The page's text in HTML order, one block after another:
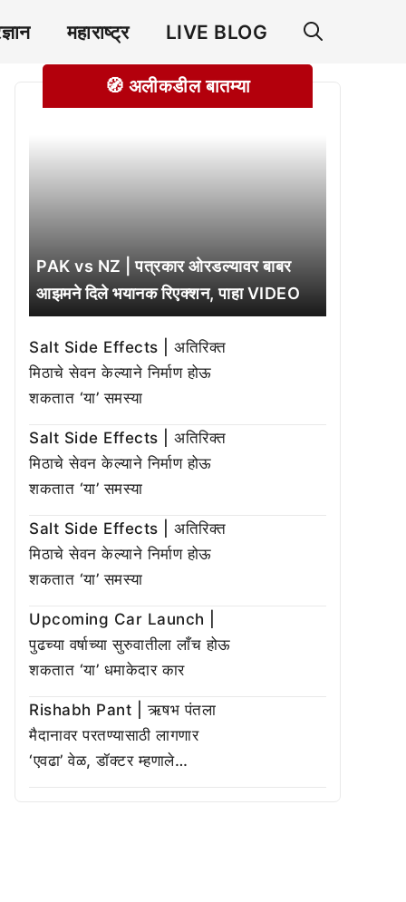
महाराष्ट्र LIVE BLOG
🧭 अलीकडील बातम्या
PAK vs NZ | पत्रकार ओरडल्यावर बाबर
आझमने दिले भयानक रिएक्शन, पाहा VIDEO
Salt Side Effects | अतिरिक्त
मिठाचे सेवन केल्याने निर्माण होऊ
शकतात ‘या’ समस्या
Salt Side Effects | अतिरिक्त
मिठाचे सेवन केल्याने निर्माण होऊ
शकतात ‘या’ समस्या
Salt Side Effects | अतिरिक्त
मिठाचे सेवन केल्याने निर्माण होऊ
शकतात ‘या’ समस्या
Upcoming Car Launch |
पुढच्या वर्षाच्या सुरुवातीला लाँच होऊ
शकतात ‘या’ धमाकेदार कार
Rishabh Pant | ऋषभ पंतला
मैदानावर परतण्यासाठी लागणार
‘एवढा’ वेळ, डॉक्टर म्हणाले…